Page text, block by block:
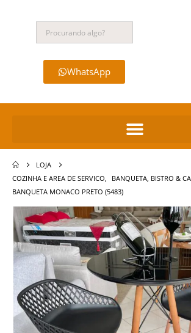
WhatsApp
LOJA
COZINHA E AREA DE SERVICO
BANQUETA, BISTRO &
BANQUETA MONACO PRETO (5483)